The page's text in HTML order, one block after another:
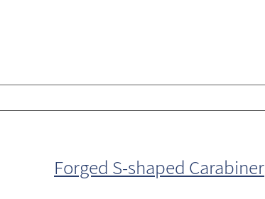
Forged S-shaped Carabiner